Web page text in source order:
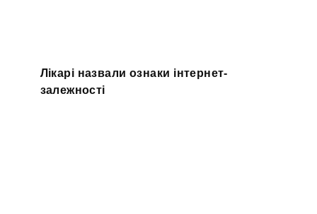
Лікарі назвали ознаки інтернет-
залежності